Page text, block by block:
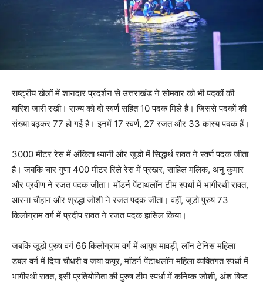
राष्ट्रीय खेलों में शानदार प्रदर्शन से उत्तराखंड ने सोमवार को भी पदकों की
बारिश जारी रखी। राज्य को दो स्वर्ण सहित 10 पदक मिले हैं। जिससे पदकों की
संख्या बढ़कर 77 हो गई है। इनमें 17 स्वर्ण, 27 रजत और 33 कांस्य पदक हैं।
3000 मीटर रेस में अंकिता ध्यानी और जूडो में सिद्धार्थ रावत ने स्वर्ण पदक जीता
है। जबकि चार गुणा 400 मीटर रिले रेस में प्रखर, साहिल मलिक, अनु कुमार
और प्रवीण ने रजत पदक जीता। मॉडर्न पेंटाथलॉन टीम स्पर्धा में भागीरथी रावत,
आरना चौहान और श्रद्धा जोशी ने रजत पदक जीता। वहीं, जूडो पुरुष 73
किलोग्राम वर्ग में प्रदीप रावत ने रजत पदक हासिल किया।
जबकि जूडो पुरुष वर्ग 66 किलोग्राम वर्ग में आयुष मावड़ी, लॉन टेनिस महिला
डबल वर्ग में दिया चौधरी व जया कपूर, मॉडर्न पेंटाथलॉन महिला व्यक्तिगत स्पर्धा में
भागीरथी रावत, इसी प्रतियोगिता की पुरुष टीम स्पर्धा में कनिष्क जोशी, अंश बिष्ट